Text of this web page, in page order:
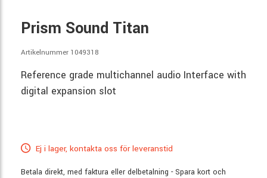
Prism Sound Titan
Artikelnummer 1049318
Reference grade multichannel audio Interface with
digital expansion slot
Ej i lager, kontakta oss för leveranstid
Betala direkt, med faktura eller delbetalning - Spara kort och